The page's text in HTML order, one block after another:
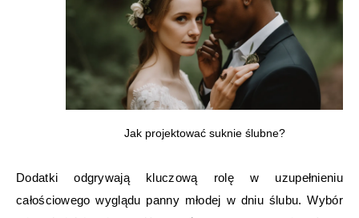
Jak projektować suknie ślubne?
Dodatki odgrywają kluczową rolę w uzupełnieniu
całościowego wyglądu panny młodej w dniu ślubu. Wybór